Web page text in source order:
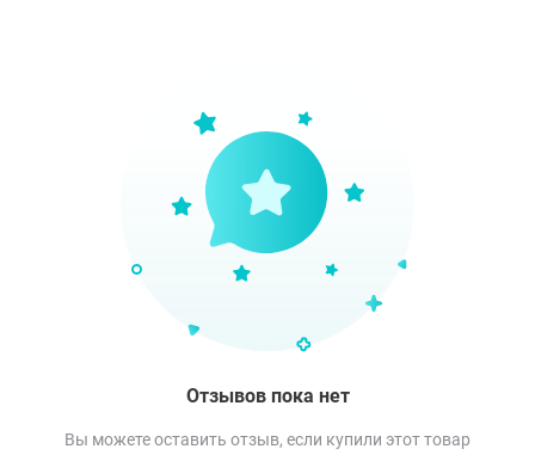
Отзывов пока нет
Вы можете оставить отзыв, если купили этот товар